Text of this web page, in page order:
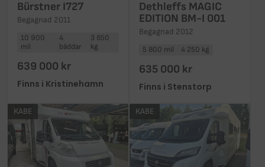
Bürstner I727
Begagnad 2011
10 900
mil
4
bäddar
3 850
kg
639 000 kr
Finns i Kristinehamn
Dethleffs MAGIC
EDITION BM-I 001
Begagnad 2012
5 800 mil 4 250 kg
635 000 kr
Finns i Stenstorp
KABE KABE